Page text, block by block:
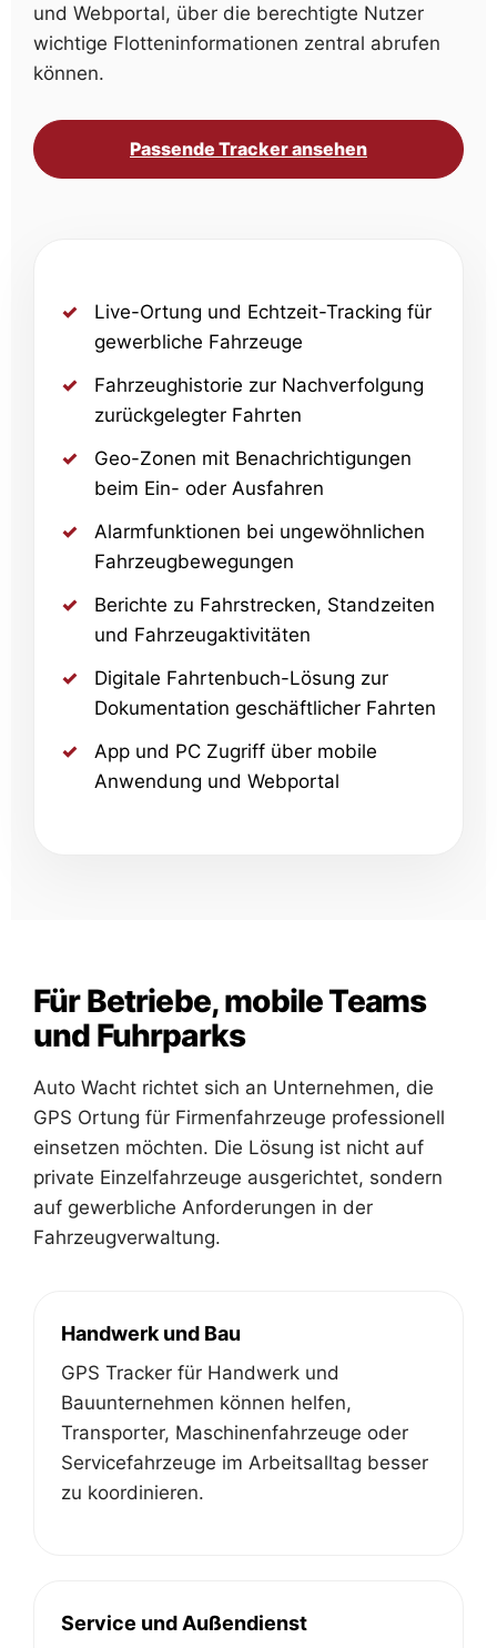
und Webportal, über die berechtigte Nutzer
wichtige Flotteninformationen zentral abrufen
können.
Passende Tracker ansehen
Live-Ortung und Echtzeit-Tracking für
gewerbliche Fahrzeuge
Fahrzeughistorie zur Nachverfolgung
zurückgelegter Fahrten
Geo-Zonen mit Benachrichtigungen
beim Ein- oder Ausfahren
Alarmfunktionen bei ungewöhnlichen
Fahrzeugbewegungen
Berichte zu Fahrstrecken, Standzeiten
und Fahrzeugaktivitäten
Digitale Fahrtenbuch-Lösung zur
Dokumentation geschäftlicher Fahrten
App und PC Zugriff über mobile
Anwendung und Webportal
Für Betriebe, mobile Teams
und Fuhrparks
Auto Wacht richtet sich an Unternehmen, die
GPS Ortung für Firmenfahrzeuge professionell
einsetzen möchten. Die Lösung ist nicht auf
private Einzelfahrzeuge ausgerichtet, sondern
auf gewerbliche Anforderungen in der
Fahrzeugverwaltung.
Handwerk und Bau
GPS Tracker für Handwerk und
Bauunternehmen können helfen,
Transporter, Maschinenfahrzeuge oder
Servicefahrzeuge im Arbeitsalltag besser
zu koordinieren.
Service und Außendienst